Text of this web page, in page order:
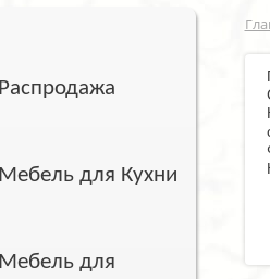
Распродажа
Мебель для Кухни
Мебель для